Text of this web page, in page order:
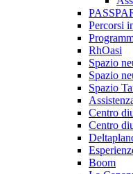
Percorsi
RhOasi
Spazio
Spazio
Spazio
Centro
Centro
Boom